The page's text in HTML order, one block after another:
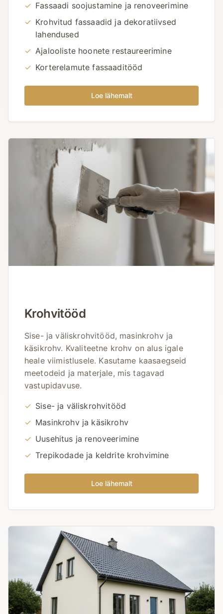
✓ Fassaadi soojustamine ja renoveerimine
✓ Krohvitud fassaadid ja dekoratiivsed
lahendused
✓ Ajalooliste hoonete restaureerimine
✓ Korterelamute fassaaditööd
Loe lähemalt
Krohvitööd
Sise- ja väliskrohvitööd, masinkrohv ja
käsikrohv. Kvaliteetne krohv on alus igale
heale viimistlusele. Kasutame kaasaegseid
meetodeid ja materjale, mis tagavad
vastupidavuse.
✓ Sise- ja väliskrohvitööd
✓ Masinkrohv ja käsikrohv
✓ Uusehitus ja renoveerimine
✓ Trepikodade ja keldrite krohvimine
Loe lähemalt